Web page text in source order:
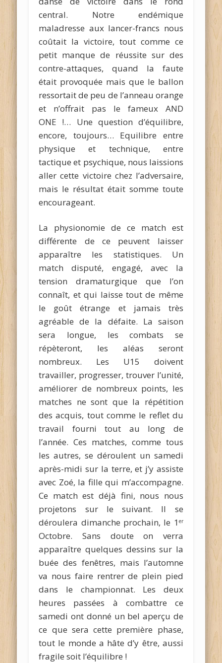
central. Notre endémique
maladresse aux lancer-francs nous
coûtait la victoire, tout comme ce
petit manque de réussite sur des
contre-attaques, quand la faute
était provoquée mais que le ballon
ressortait de peu de l’anneau orange
et n’offrait pas le fameux AND
ONE !… Une question d’équilibre,
encore, toujours… Equilibre entre
physique et technique, entre
tactique et psychique, nous laissions
aller cette victoire chez l’adversaire,
mais le résultat était somme toute
encourageant.
La physionomie de ce match est
différente de ce peuvent laisser
apparaître les statistiques. Un
match disputé, engagé, avec la
tension dramaturgique que l’on
connaît, et qui laisse tout de même
le goût étrange et jamais très
agréable de la défaite. La saison
sera longue, les combats se
répèteront, les aléas seront
nombreux. Les U15 doivent
travailler, progresser, trouver l’unité,
améliorer de nombreux points, les
matches ne sont que la répétition
des acquis, tout comme le reflet du
travail fourni tout au long de
l’année. Ces matches, comme tous
les autres, se déroulent un samedi
après-midi sur la terre, et j’y assiste
avec Zoé, la fille qui m’accompagne.
Ce match est déjà fini, nous nous
projetons sur le suivant. Il se
déroulera dimanche prochain, le 1 er
Octobre. Sans doute on verra
apparaître quelques dessins sur la
buée des fenêtres, mais l’automne
va nous faire rentrer de plein pied
dans le championnat. Les deux
heures passées à combattre ce
samedi ont donné un bel aperçu de
ce que sera cette première phase,
tout le monde a hâte d’y être, aussi
fragile soit l’équilibre !